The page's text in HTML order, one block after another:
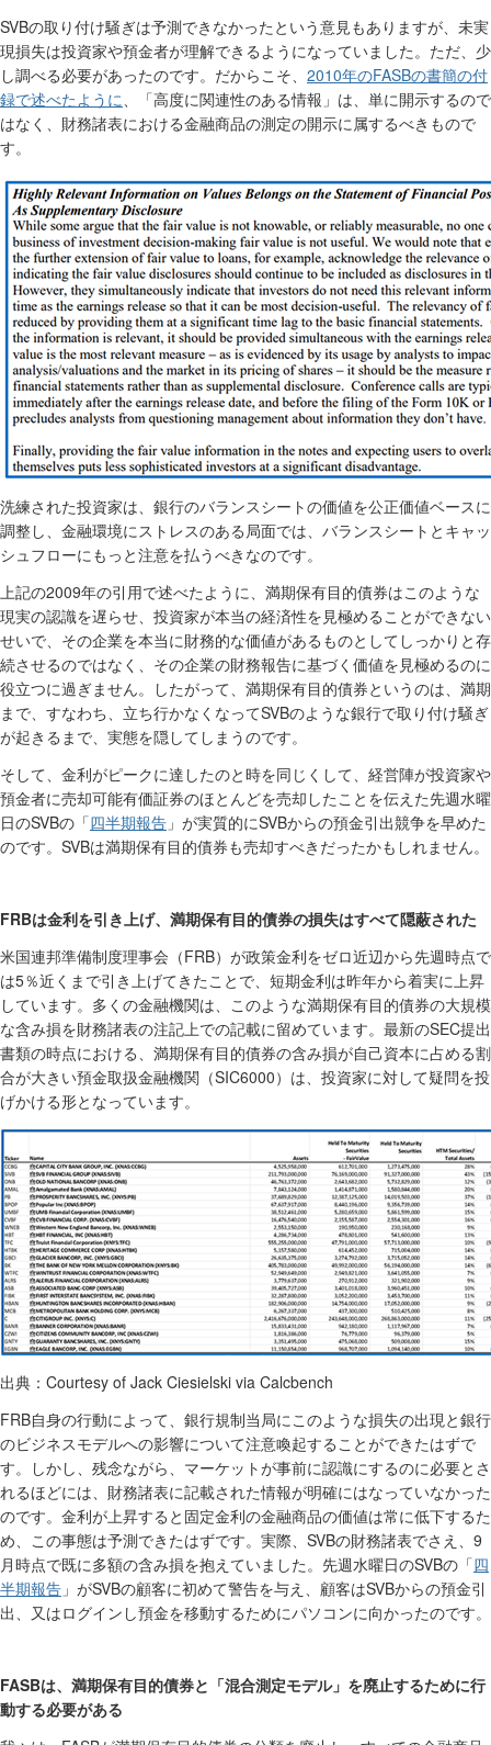
SVBの取り付け騒ぎは予測できなかったという意見もありますが、未実
現損失は投資家や預金者が理解できるようになっていました。ただ、少
し調べる必要があったのです。だからこそ、 2010年のFASBの書簡の付
録で述べたように
、「高度に関連性のある情報」は、単に開示するので
はなく、財務諸表における金融商品の測定の開示に属するべきもので
す。
洗練された投資家は、銀行のバランスシートの価値を公正価値ベースに
調整し、金融環境にストレスのある局面では、バランスシートとキャッ
シュフローにもっと注意を払うべきなのです。
上記の2009年の引用で述べたように、満期保有目的債券はこのような
現実の認識を遅らせ、投資家が本当の経済性を見極めることができない
せいで、その企業を本当に財務的な価値があるものとしてしっかりと存
続させるのではなく、その企業の財務報告に基づく価値を見極めるのに
役立つに過ぎません。したがって、満期保有目的債券というのは、満期
まで、すなわち、立ち行かなくなってSVBのような銀行で取り付け騒ぎ
が起きるまで、実態を隠してしまうのです。
そして、金利がピークに達したのと時を同じくして、経営陣が投資家や
預金者に売却可能有価証券のほとんどを売却したことを伝えた先週水曜
日のSVBの「 四半期報告 」が実質的にSVBからの預金引出競争を早めた
のです。 SVBは満期保有目的債券も売却すべきだったかもしれません。
FRBは金利を引き上げ、満期保有目的債券の損失はすべて隠蔽された
米国連邦準備制度理事会（ FRB）が政策金利をゼロ近辺から先週時点で
は5％近くまで引き上げてきたことで、短期金利は昨年から着実に上昇
しています。多くの金融機関は、このような満期保有目的債券の大規模
な含み損を財務諸表の注記上での記載に留めています。最新のSEC提出
書類の時点における、満期保有目的債券の含み損が自己資本に占める割
合が大きい預金取扱金融機関（SIC6000 ）は、投資家に対して疑問を投
げかける形となっています。
出典： Courtesy of Jack Ciesielski via Calcbench
FRB自身の行動によって、銀行規制当局にこのような損失の出現と銀行
のビジネスモデルへの影響について注意喚起することができたはずで
す。しかし、残念ながら、マーケットが事前に認識にするのに必要とさ
れるほどには、財務諸表に記載された情報が明確にはなっていなかった
のです。金利が上昇すると固定金利の金融商品の価値は常に低下するた
め、この事態は予測できたはずです。実際、 SVBの財務諸表でさえ、 9
月時点で既に多額の含み損を抱えていました。先週水曜日のSVBの「 四
半期報告 」がSVBの顧客に初めて警告を与え、顧客はSVBからの預金引
出、又はログインし預金を移動するためにパソコンに向かったのです。
FASBは、満期保有目的債券と「混合測定モデル」を廃止するために行
動する必要がある